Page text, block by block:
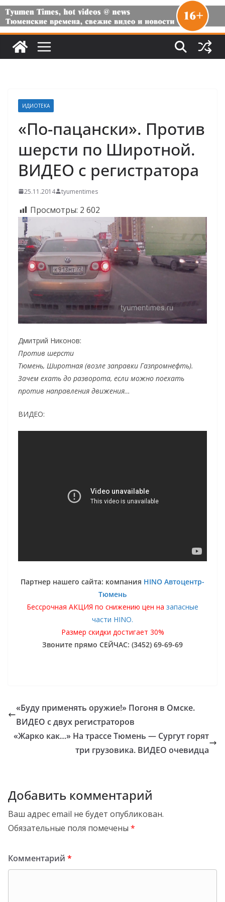
ИДИОТЕКА
«По-пацански». Против
шерсти по Широтной.
ВИДЕО с регистратора
25.11.2014 tyumentimes
Просмотры: 2 602
Дмитрий Никонов:
Против шерсти
Тюмень, Широтная (возле заправки Газпромнефть).
Зачем ехать до разворота, если можно поехать
против направления движения…
ВИДЕО:
Партнер нашего сайта: компания HINO Автоцентр-
Тюмень
Бессрочная АКЦИЯ по снижению цен на запасные
части HINO.
Размер скидки достигает 30%
Звоните прямо СЕЙЧАС: (3452) 69-69-69
«Буду применять оружие!» Погоня в Омске.
ВИДЕО с двух регистраторов
«Жарко как…» На трассе Тюмень — Сургут горят
три грузовика. ВИДЕО очевидца
Добавить комментарий
Ваш адрес email не будет опубликован.
Обязательные поля помечены *
Комментарий *